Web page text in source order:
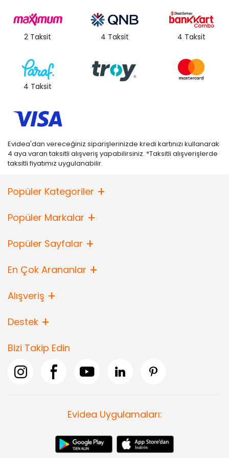
2 Taksit 4 Taksit 4 Taksit
4 Taksit
Evidea'dan vereceğiniz siparişlerinizde kredi kartınızı kullanarak
4 aya varan taksitli alışveriş yapabilirsiniz. *Taksitli alışverişlerde
taksitli fiyatımız uygulanabilir.
Popüler Kategoriler
Popüler Markalar
Popüler Sayfalar
En Çok Arananlar
Alışveriş
Destek
Bizi Takip Edin
Evidea Uygulamaları: